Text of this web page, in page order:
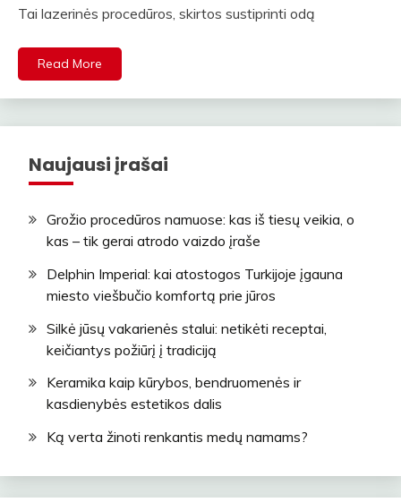
Tai lazerinės procedūros, skirtos sustiprinti odą
Read More
Naujausi įrašai
Grožio procedūros namuose: kas iš tiesų veikia, o
kas – tik gerai atrodo vaizdo įraše
Delphin Imperial: kai atostogos Turkijoje įgauna
miesto viešbučio komfortą prie jūros
Silkė jūsų vakarienės stalui: netikėti receptai,
keičiantys požiūrį į tradiciją
Keramika kaip kūrybos, bendruomenės ir
kasdienybės estetikos dalis
Ką verta žinoti renkantis medų namams?